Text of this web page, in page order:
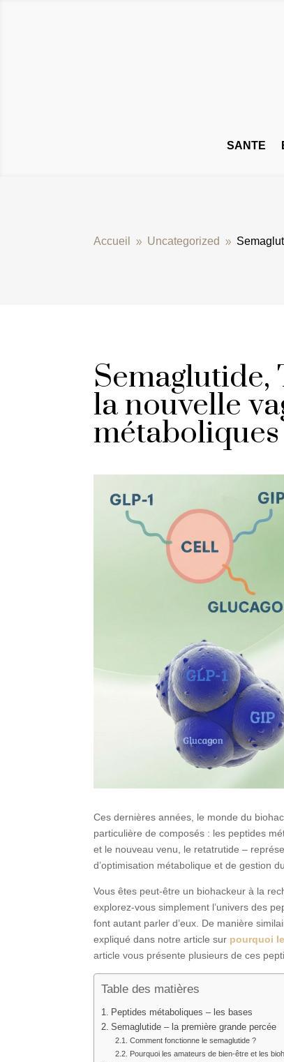
SANTE
Accueil 9 Uncategorized 9
la nouvelle
métaboliques
Ces dernières années, le monde du
particulière de composés : les peptides
et le nouveau venu, le retatrutide –
d’optimisation métabolique et de gestion
Vous êtes peut-être un biohackeur à la
explorez-vous simplement l’univers des
font autant parler d’eux. De manière
expliqué dans notre article sur pourquoi
article vous présente plusieurs de ces
Table des matières
Peptides métaboliques – les bases
Semaglutide – la première grande percée
Comment fonctionne le semaglutide ?
Pourquoi les amateurs de bien-être et les